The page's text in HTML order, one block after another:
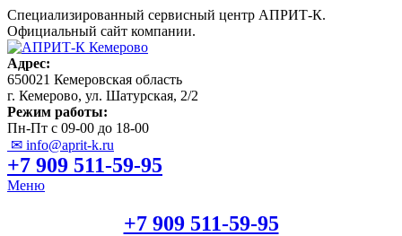
Специализированный сервисный центр АПРИТ-К.
Официальный сайт компании.
Адрес:
650021 Кемеровская область
г. Кемерово, ул. Шатурская, 2/2
Режим работы:
Пн-Пт с 09-00 до 18-00
✉ info@aprit-k.ru
+7 909 511-59-95
Меню
+7 909 511-59-95